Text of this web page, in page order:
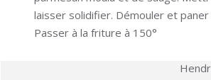
laisser solidifier. Démouler et paner
Passer à la friture à 150°